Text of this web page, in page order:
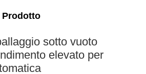
Prodotto
sotto vuoto
elevato per